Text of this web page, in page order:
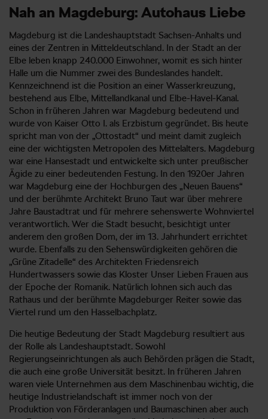
Nah an Magdeburg: Autohaus Liebe
Magdeburg ist die Landeshauptstadt Sachsen-Anhalts und
eines der Zentren in Mitteldeutschland. In der Stadt an der
Elbe leben knapp 240.000 Einwohner, womit es sich hinter
Halle um die Nummer zwei des Bundeslandes handelt.
Kennzeichnend ist die Position an einer Wasserkreuzung,
bestehend aus Elbe, Mittellandkanal und Elbe-Havel-Kanal.
Schon in früheren Jahren war Magdeburg bedeutend und
wurde von Kaiser Otto I. als Erzbistum gegründet. Bis heute
spricht man von der „Ottostadt“ und meint damit zugleich
eine der wichtigsten Metropolen des Mittelalters. Magdeburg
war eine Hansestadt und entwickelte sich unter preußischer
Ägide zu einer bedeutenden Festung. In den 1920er Jahren
war Magdeburg eine der Hochburgen des „Neuen Bauens“
und der berühmte Architekt Bruno Taut war über mehrere
Jahre Baustadtrat und für mehrere sehenswerte Wohnviertel
verantwortlich. Wer die Stadt besucht, besichtigt unter
anderem den großen Dom, der im 13. Jahrhundert errichtet
wurde. Ebenfalls zu den Sehenswürdigkeiten gehören die
„Grüne Zitadelle“ des Architekten Friedensreich
Hundertwassers sowie das Kloster Unser Lieben Frauen aus
der Epoche der Romanik. Natürlich lohnen sich auch das
Rathaus und der berühmte Magdeburger Reiter sowie das
Viertel rund um den Hasselbachplatz.
Die heutige Bedeutung der Stadt Magdeburg resultiert aus
der Rolle als Landeshauptstadt. Sowohl
Regierungseinrichtungen als auch Behörden prägen die Stadt,
die auch eine große Universität besitzt. In früheren Jahren
waren viele Unternehmen aus dem Maschinenbau wichtig, die
heutige Industrielandschaft ist immer noch von der
Produktion von Förderanlagen und Baumaschinen aber auch